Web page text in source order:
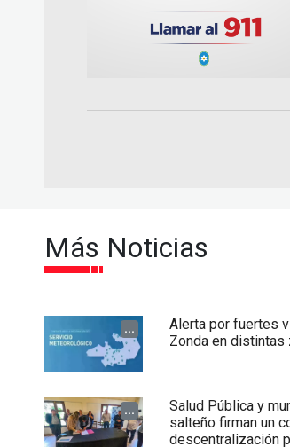
Más Noticias
...
Alerta por fuertes
Zonda en distintas
...
Salud Pública y
salteño firman un
descentralización